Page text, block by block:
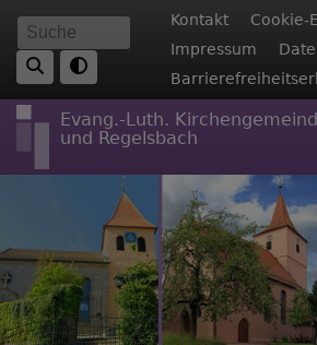
Direkt
zum
Inhalt
Suche
Kontakt
Cookie-
Impressum
Evang.-Luth.
und Regelsbach